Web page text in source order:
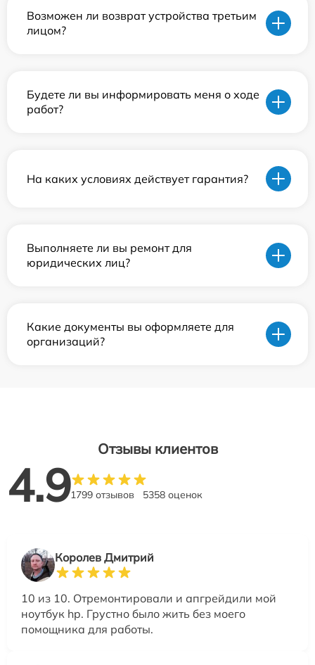
Возможен ли возврат устройства третьим
лицом?
Будете ли вы информировать меня о ходе
работ?
На каких условиях действует гарантия?
Выполняете ли вы ремонт для
юридических лиц?
Какие документы вы оформляете для
организаций?
Отзывы клиентов
4.91799 отзывов 5358 оценок
Королев Дмитрий
10 из 10. Отремонтировали и апгрейдили мой
ноутбук hp. Грустно было жить без моего
помощника для работы.